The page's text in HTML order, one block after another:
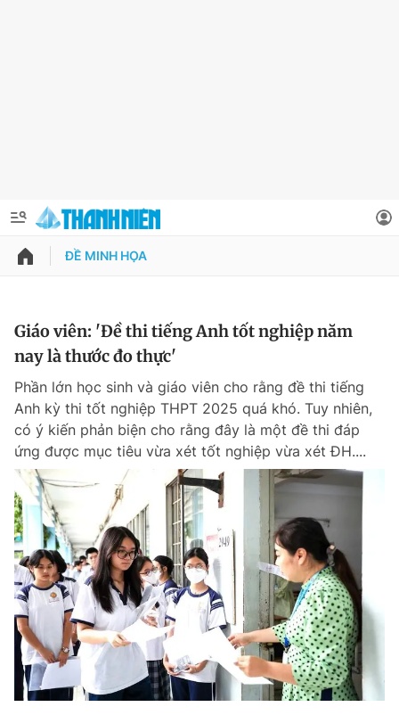
QUẢNG CÁO ĐẶT BÁO
Chuyên mục khác
Chào ngày mới Tin 24h
Tin thị trường Tin 360
Video Magazine
Sản phẩm khác
Tiện ích Bạn cần biết
Thông tin tài khoản
Đổi mật khẩu
Tin đã lưu
Tin đã xem
Đăng xuất
ĐỀ MINH HỌA
Giáo viên: 'Đề thi tiếng Anh tốt nghiệp năm
nay là thước đo thực'
Phần lớn học sinh và giáo viên cho rằng đề thi tiếng
Anh kỳ thi tốt nghiệp THPT 2025 quá khó. Tuy nhiên,
có ý kiến phản biện cho rằng đây là một đề thi đáp
ứng được mục tiêu vừa xét tốt nghiệp vừa xét ĐH....